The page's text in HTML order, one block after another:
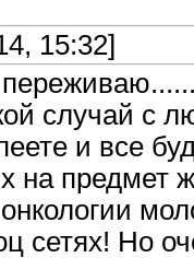
15:32]
случай с
и все
на предмет
сетях! Но